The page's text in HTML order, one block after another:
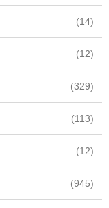
(14)
(12)
(329)
(113)
(12)
(945)